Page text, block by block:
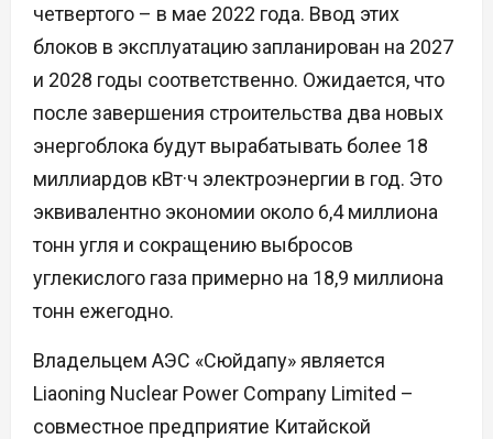
четвертого – в мае 2022 года. Ввод этих
блоков в эксплуатацию запланирован на 2027
и 2028 годы соответственно. Ожидается, что
после завершения строительства два новых
энергоблока будут вырабатывать более 18
миллиардов кВт·ч электроэнергии в год. Это
эквивалентно экономии около 6,4 миллиона
тонн угля и сокращению выбросов
углекислого газа примерно на 18,9 миллиона
тонн ежегодно.
Владельцем АЭС «Сюйдапу» является
Liaoning Nuclear Power Company Limited –
совместное предприятие Китайской